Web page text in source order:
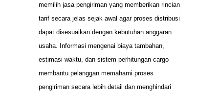
memilih jasa pengiriman yang memberikan rincian
tarif secara jelas sejak awal agar proses distribusi
dapat disesuaikan dengan kebutuhan anggaran
usaha. Informasi mengenai biaya tambahan,
estimasi waktu, dan sistem perhitungan cargo
membantu pelanggan memahami proses
pengiriman secara lebih detail dan menghindari